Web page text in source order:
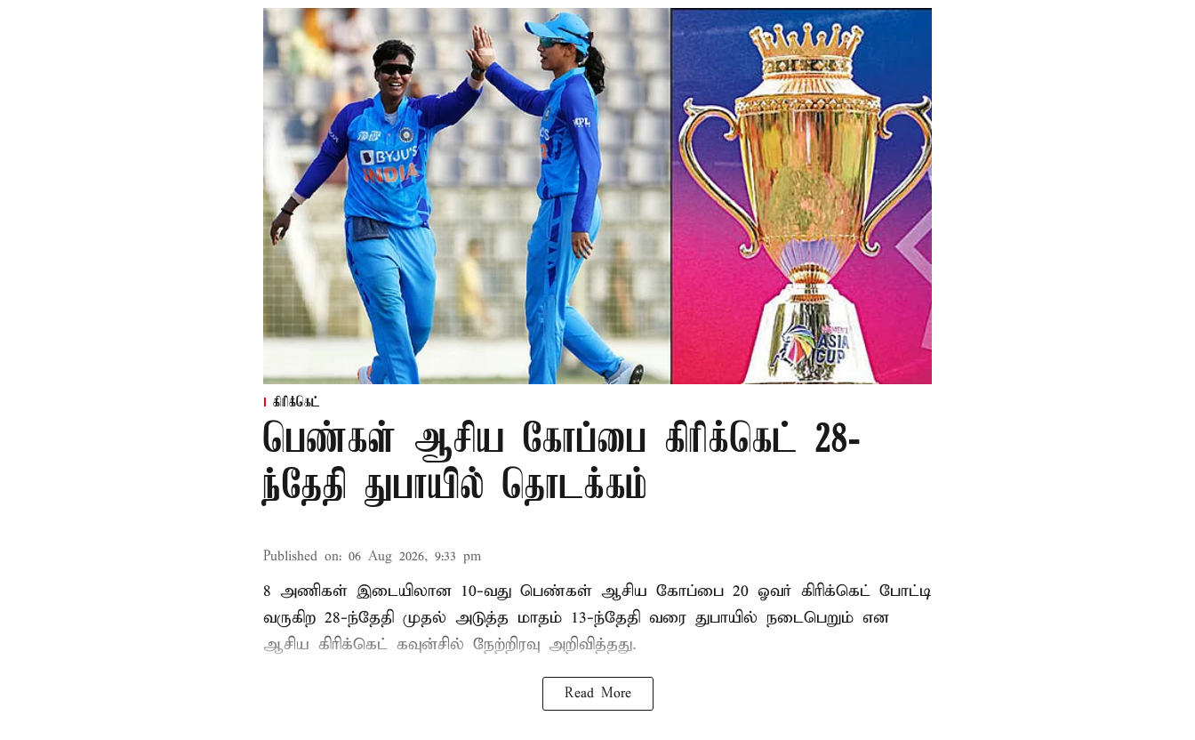
கிரிக்கெட்
பெண்கள் ஆசிய கோப்பை கிரிக்கெட் 28-
ந்தேதி துபாயில் தொடக்கம்
Published on: 06 Aug 2026, 9:33 pm
8 அணிகள் இடையிலான 10-வது பெண்கள் ஆசிய கோப்பை 20 ஓவர் கிரிக்கெட் போட்டி
வருகிற 28-ந்தேதி முதல் அடுத்த மாதம் 13-ந்தேதி வரை துபாயில் நடைபெறும் என
ஆசிய கிரிக்கெட் கவுன்சில் நேற்றிரவு அறிவித்தது.
Read More